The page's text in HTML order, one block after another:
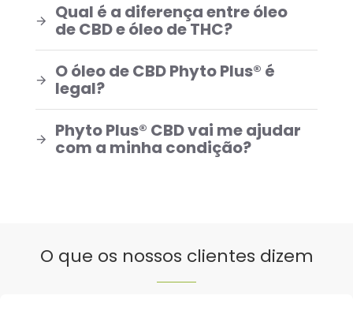
Qual é a diferença entre óleo
de CBD e óleo de THC?
O óleo de CBD Phyto Plus® é
legal?
Phyto Plus® CBD vai me ajudar
com a minha condição?
O que os nossos clientes dizem